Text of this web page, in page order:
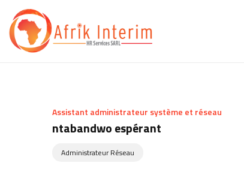
Assistant administrateur système et réseau
ntabandwo espérant
Administrateur Réseau